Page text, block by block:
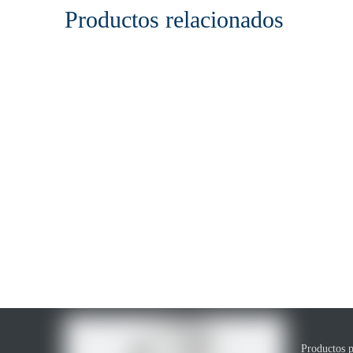
Productos relacionados
Productos